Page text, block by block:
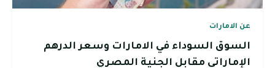
عن الامارات
السوق السوداء في الامارات وسعر الدرهم
الإماراتي مقابل الجنية المصري